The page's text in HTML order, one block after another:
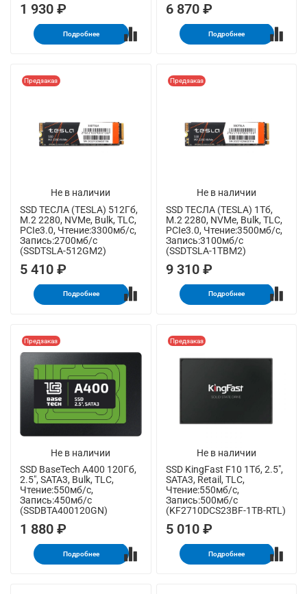
1 930 ₽
Подробнее
6 870 ₽
Подробнее
Не в наличии
Предзаказ
SSD ТЕСЛА (TESLA) 512Гб,
M.2 2280, NVMe, Bulk, TLC,
PCIe3.0, Чтение:3300мб/с,
Запись:2700мб/с
(SSDTSLA-512GM2)
5 410 ₽
Подробнее
Не в наличии
Предзаказ
SSD ТЕСЛА (TESLA) 1Тб,
M.2 2280, NVMe, Bulk, TLC,
PCIe3.0, Чтение:3500мб/с,
Запись:3100мб/с
(SSDTSLA-1TBM2)
9 310 ₽
Подробнее
Не в наличии
Предзаказ
SSD BaseTech A400 120Гб,
2.5", SATA3, Bulk, TLC,
Чтение:550мб/с,
Запись:450мб/с
(SSDBTA400120GN)
1 880 ₽
Подробнее
Не в наличии
Предзаказ
SSD KingFast F10 1Тб, 2.5",
SATA3, Retail, TLC,
Чтение:550мб/с,
Запись:500мб/с
(KF2710DCS23BF-1TB-RTL)
5 010 ₽
Подробнее